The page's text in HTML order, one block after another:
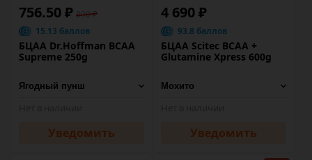
756.50 ₽ 890 ₽
15.13 баллов
БЦАА Dr.Hoffman BCAA
Supreme 250g
Уведомить
4 690 ₽
93.8 баллов
БЦАА Scitec BCAA +
Glutamine Xpress 600g
Уведомить